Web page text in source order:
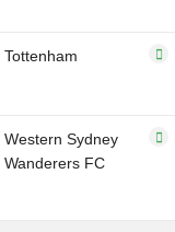
Tottenham
Western Sydney
Wanderers FC